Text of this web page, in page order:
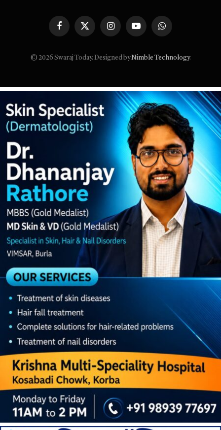
FacebookX
InstagramYouTubeWhatsApp
© 2026 Swaraj Today. Designed byNimble Technology.